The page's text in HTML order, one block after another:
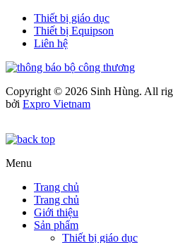
Thiết bị giáo dục
Thiết bị Equipson
Liên hệ
Copyright © 2026 Sinh Hùng. All
bởi Expro Vietnam
Menu
Trang chủ
Trang chủ
Giới thiệu
Sản phẩm
Thiết bị giáo dục